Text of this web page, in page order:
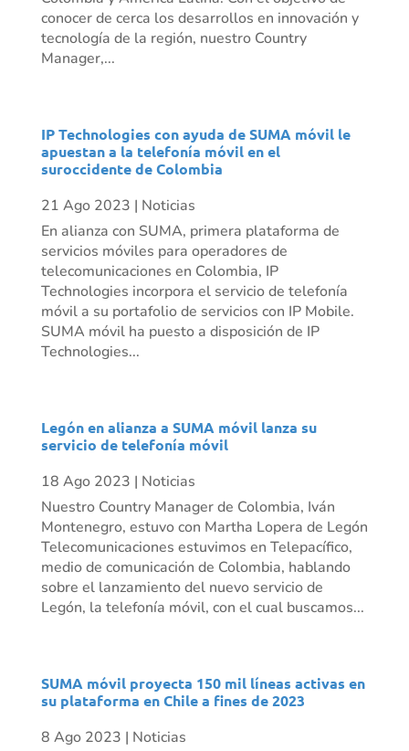
conocer de cerca los desarrollos en innovación y
tecnología de la región, nuestro Country
Manager,...
IP Technologies con ayuda de SUMA móvil le
apuestan a la telefonía móvil en el
suroccidente de Colombia
21 Ago 2023 | Noticias
En alianza con SUMA, primera plataforma de
servicios móviles para operadores de
telecomunicaciones en Colombia, IP
Technologies incorpora el servicio de telefonía
móvil a su portafolio de servicios con IP Mobile.
SUMA móvil ha puesto a disposición de IP
Technologies...
Legón en alianza a SUMA móvil lanza su
servicio de telefonía móvil
18 Ago 2023 | Noticias
Nuestro Country Manager de Colombia, Iván
Montenegro, estuvo con Martha Lopera de Legón
Telecomunicaciones estuvimos en Telepacífico,
medio de comunicación de Colombia, hablando
sobre el lanzamiento del nuevo servicio de
Legón, la telefonía móvil, con el cual buscamos...
SUMA móvil proyecta 150 mil líneas activas en
su plataforma en Chile a fines de 2023
8 Ago 2023 | Noticias